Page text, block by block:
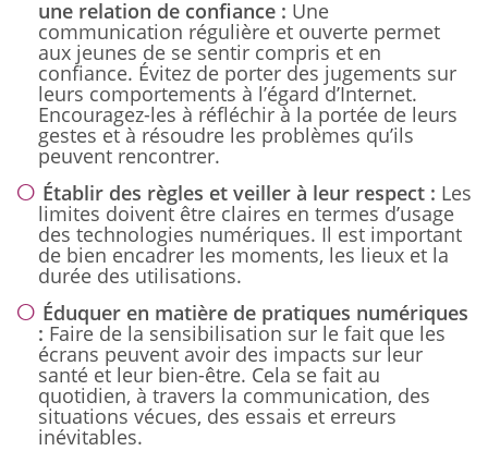
une relation de confiance : Une
communication régulière et ouverte permet
aux jeunes de se sentir compris et en
confiance. Évitez de porter des jugements sur
leurs comportements à l’égard d’Internet.
Encouragez-les à réfléchir à la portée de leurs
gestes et à résoudre les problèmes qu’ils
peuvent rencontrer.
Établir des règles et veiller à leur respect : Les
limites doivent être claires en termes d’usage
des technologies numériques. Il est important
de bien encadrer les moments, les lieux et la
durée des utilisations.
Éduquer en matière de pratiques numériques
: Faire de la sensibilisation sur le fait que les
écrans peuvent avoir des impacts sur leur
santé et leur bien-être. Cela se fait au
quotidien, à travers la communication, des
situations vécues, des essais et erreurs
inévitables.